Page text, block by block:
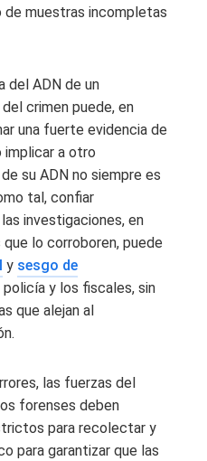
muestras incompletas
del ADN de un
crimen puede, en
una fuerte evidencia de
a otro
su ADN no siempre es
tal, confiar
investigaciones, en
lo corroboren, puede
y sesgo de
policía y los fiscales, sin
que alejan al
las fuerzas del
forenses deben
para recolectar y
para garantizar que las